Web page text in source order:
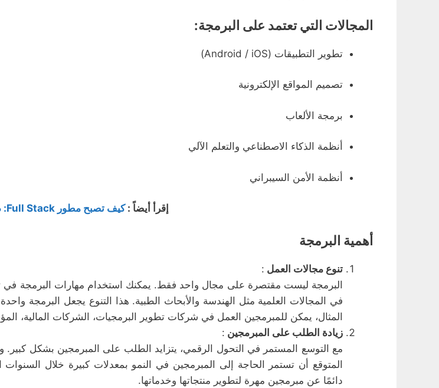
المجالات التي تعتمد على البرمجة:
تطوير التطبيقات (Android / iOS)
تصميم المواقع الإلكترونية
برمجة الألعاب
أنظمة الذكاء الاصطناعي والتعلم الآلي
أنظمة الأمن السيبراني
إقرأ أيضاً :كيف تصبح مطور Full Stack: دليل شامل للمبتدئين
أهمية البرمجة
تنوع مجالات العمل :
البرمجة ليست مقتصرة على مجال واحد فقط. يمكنك استخدام مهارات البرمجة في
في المجالات العلمية مثل الهندسة والأبحاث الطبية. هذا التنوع يجعل البرمجة
المثال، يمكن للمبرمجين العمل في شركات تطوير البرمجيات، الشركات المالية،
زيادة الطلب على المبرمجين :
مع التوسع المستمر في التحول الرقمي، يتزايد الطلب على المبرمجين بشكل كبير.
دائمًا عن مبرمجين مهرة لتطوير منتجاتها وخدماتها.